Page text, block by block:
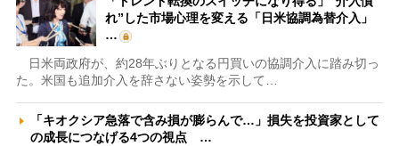
れ”した市場心理を変える「日米協調為替介入」
…
日米両政府が、約28年ぶりとなる円買いの協調介入に踏み切っ
た。米国も追加介入を辞さない姿勢を示して…
「キオクシア急落で含み損が膨らんで…」損失を投資家として
の成長につなげる4つの視点 …